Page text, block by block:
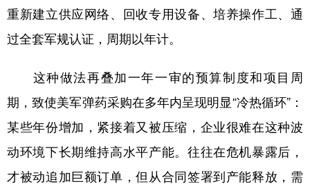
重新建立供应网络、回收专用设备、培养操作工、通
过全套军规认证，周期以年计。
这种做法再叠加一年一审的预算制度和项目周
期，致使美军弹药采购在多年内呈现明显“冷热循环”：
某些年份增加，紧接着又被压缩，企业很难在这种波
动环境下长期维持高水平产能。往往在危机暴露后，
才被动追加巨额订单，但从合同签署到产能释放，需